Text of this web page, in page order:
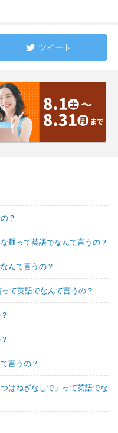
ツイート
？
麺って英語でなんて言うの？
んて言うの？
て英語でなんて言うの？
言うの？
はねぎなしで」って英語でな